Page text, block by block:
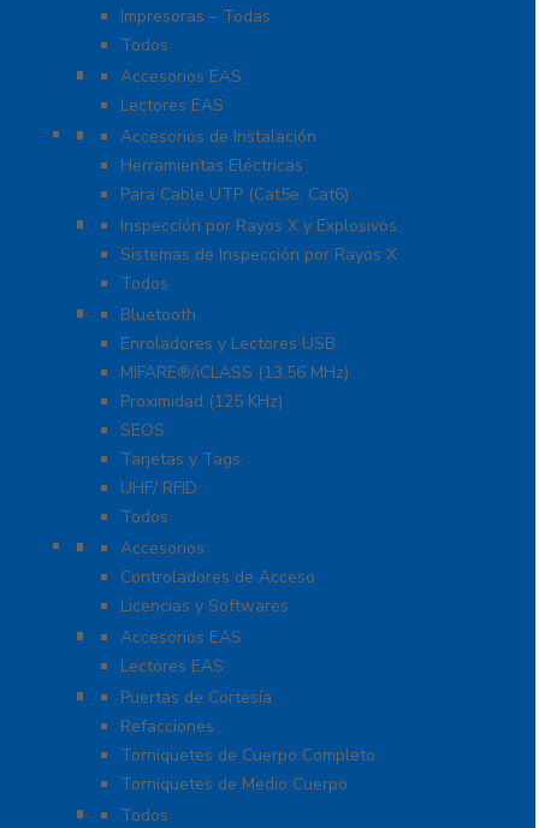
Impresoras – Todas
Todos
Protección Contra Descargas
Accesorios EAS
Lectores EAS
Herramientas
Accesorios de Instalación
Herramientas Eléctricas
Para Cable UTP (Cat5e, Cat6)
Inspección por Rayos X y Explosivos
Inspección por Rayos X y Explosivos
Sistemas de Inspección por Rayos X
Todos
Lectoras y Tarjetas
Bluetooth
Enroladores y Lectores USB
MIFARE®/iCLASS (13.56 MHz)
Proximidad (125 KHz)
SEOS
Tarjetas y Tags
UHF/ RFID
Todos
Paneles de Control de Acceso
Accesorios
Controladores de Acceso
Licencias y Softwares
Protección de Mercancía (EAS)
Accesorios EAS
Lectores EAS
Torniquetes y Puertas de Cortesía
Puertas de Cortesía
Refacciones
Torniquetes de Cuerpo Completo
Torniquetes de Medio Cuerpo
Teclados Autónomos
Todos